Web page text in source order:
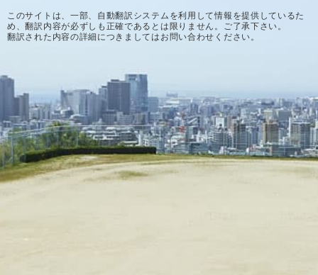
このサイトは、一部、自動翻訳システムを利用して情報を提供しているた
め、翻訳内容が必ずしも正確であるとは限りません。ご了承下さい。
翻訳された内容の詳細につきましてはお問い合わせください。